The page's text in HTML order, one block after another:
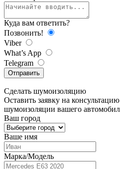
Куда вам ответить?
Позвонить!
Viber
What’s App
Telegram
Отправить
Сделать шумоизоляцию
Оставить заявку на
шумоизоляции вашего
Ваш город
Ваше имя
Марка/Модель